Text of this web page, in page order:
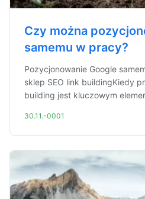
Czy można
samemu w pracy?
Pozycjonowanie Google
sklep SEO link buildingKiedy
building jest kluczowym
30.11.-0001